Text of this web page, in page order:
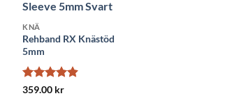
KNÄ
Rehband RX Knästöd
5mm
Betygsatt
359.00 kr